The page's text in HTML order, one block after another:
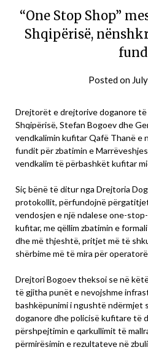
“One Stop Shop”
Shqipërisë,
Posted on
Drejtorët e drejtorive doganore
Shqipërisë, Stefan Bogoev dhe
vendkalimin kufitar Qafë Thanë e
fundit për zbatimin e
vendkalim të përbashkët kufitar
Siç bënë të ditur nga Drejtoria
protokollit, përfundojnë
vendosjen e një ndalese one-
kufitar, me qëllim zbatimin e
dhe më thjeshtë, pritjet më të
shërbime më të mira për
Drejtori Bogoev theksoi se në
të gjitha punët e nevojshme
bashkëpunimi i ngushtë ndërmjet
doganore dhe policisë kufitare të
përshpejtimin e qarkullimit të
përmirësimin e rezultateve në